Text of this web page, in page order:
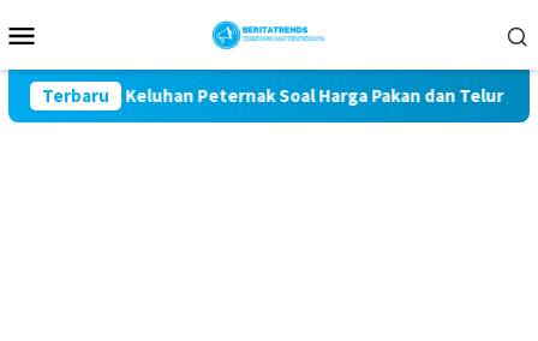
ke
Mobile
Terbaru
Kawal Keluhan Peternak Soal Harga Pakan dan Telur